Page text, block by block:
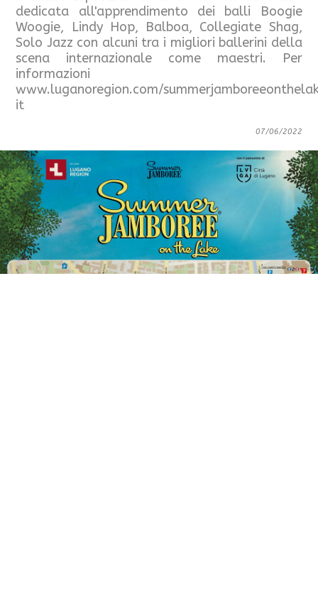
dedicata all'apprendimento dei balli Boogie
Woogie, Lindy Hop, Balboa, Collegiate Shag,
Solo Jazz con alcuni tra i migliori ballerini della
scena internazionale come maestri. Per
informazioni
www.luganoregion.com/
it
07/06/2022